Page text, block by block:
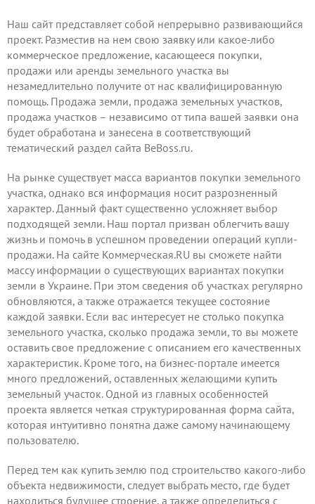
Наш сайт представляет собой непрерывно развивающийся
проект. Разместив на нем свою заявку или какое-либо
коммерческое предложение, касающееся покупки,
продажи или аренды земельного участка вы
незамедлительно получите от нас квалифицированную
помощь. Продажа земли, продажа земельных участков,
продажа участков – независимо от типа вашей заявки она
будет обработана и занесена в соответствующий
тематический раздел сайта BeBoss.ru.
На рынке существует масса вариантов покупки земельного
участка, однако вся информация носит разрозненный
характер. Данный факт существенно усложняет выбор
подходящей земли. Наш портал призван облегчить вашу
жизнь и помочь в успешном проведении операций купли-
продажи. На сайте Коммерческая.RU вы сможете найти
массу информации о существующих вариантах покупки
земли в Украине. При этом сведения об участках регулярно
обновляются, а также отражается текущее состояние
каждой заявки. Если вас интересует не столько покупка
земельного участка, сколько продажа земли, то вы можете
оставить свое предложение с описанием его качественных
характеристик. Кроме того, на бизнес-портале имеется
много предложений, оставленных желающими купить
земельный участок. Одной из главных особенностей
проекта является четкая структурированная форма сайта,
которая интуитивно понятна даже самому начинающему
пользователю.
Перед тем как купить землю под строительство какого-либо
объекта недвижимости, следует выбрать место, где будет
находиться будущее строение, а также определиться с